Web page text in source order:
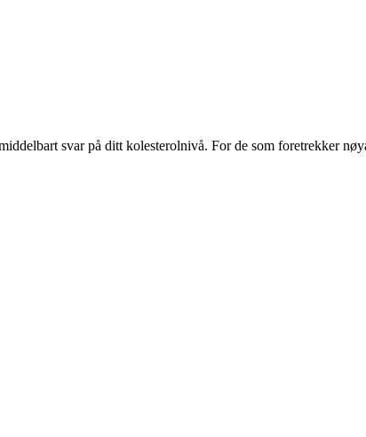
svar på ditt kolesterolnivå. For de som foretrekker